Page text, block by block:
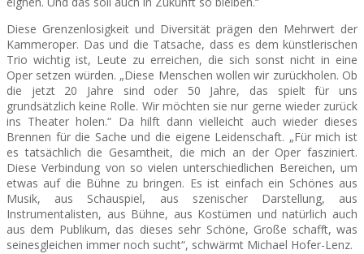
Diese Grenzenlosigkeit und Diversität prägen den Mehrwert der
Kammeroper. Das und die Tatsache, dass es dem künstlerischen
Trio wichtig ist, Leute zu erreichen, die sich sonst nicht in eine
Oper setzen würden. „Diese Menschen wollen wir zurückholen. Ob
die jetzt 20 Jahre sind oder 50 Jahre, das spielt für uns
grundsätzlich keine Rolle. Wir möchten sie nur gerne wieder zurück
ins Theater holen.“ Da hilft dann vielleicht auch wieder dieses
Brennen für die Sache und die eigene Leidenschaft. „Für mich ist
es tatsächlich die Gesamtheit, die mich an der Oper fasziniert.
Diese Verbindung von so vielen unterschiedlichen Bereichen, um
etwas auf die Bühne zu bringen. Es ist einfach ein Schönes aus
Musik, aus Schauspiel, aus szenischer Darstellung, aus
Instrumentalisten, aus Bühne, aus Kostümen und natürlich auch
aus dem Publikum, das dieses sehr Schöne, Große schafft, was
seinesgleichen immer noch sucht“, schwärmt Michael Hofer-Lenz.